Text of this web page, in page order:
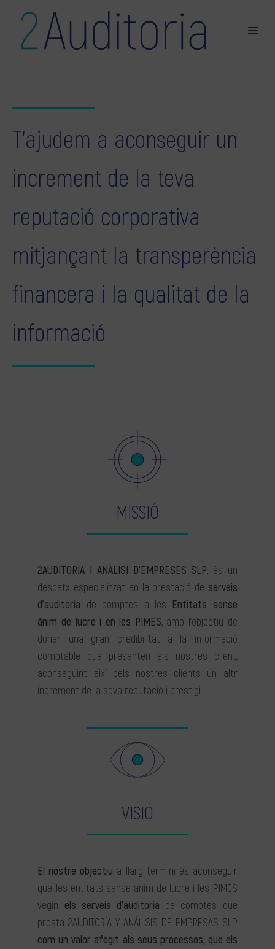
T‘ajudem a aconseguir un
increment de la teva
reputació corporativa
mitjançant la transperència
financera i la qualitat de la
informació
MISSIÓ
2AUDITORIA I ANÀLISI D’EMPRESES SLP, és un
despatx especialitzat en la prestació de serveis
d’auditoria de comptes a les Entitats sense
ànim de lucre i en les PIMES, amb l’objectiu de
donar una gran credibilitat a la informació
comptable que presenten els nostres client,
aconseguint així pels nostres clients un altr
increment de la seva reputació i prestigi.
VISIÓ
El nostre objectiu a llarg termini és aconseguir
que les entitats sense ànim de lucre i les PIMES
vegin els serveis d’auditoria de comptes que
presta 2AUDITORÍA Y ANÁLISIS DE EMPRESAS SLP
com un valor afegit als seus processos, que els